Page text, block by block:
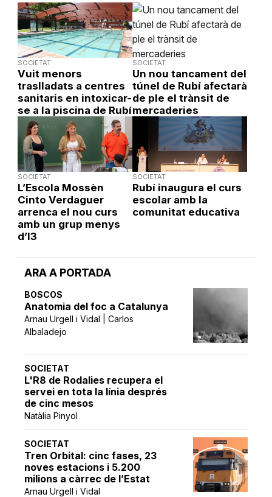
ARA A PORTADA
BOSCOS
Anatomia del foc a Catalunya
Arnau Urgell i Vidal | Carlos
Albaladejo
SOCIETAT
L'R8 de Rodalies recupera el
servei en tota la línia després
de cinc mesos
Natàlia Pinyol
SOCIETAT
Tren Orbital: cinc fases, 23
noves estacions i 5.200
milions a càrrec de l’Estat
Arnau Urgell i Vidal
SOCIETAT
Vuit menors
traslladats a centres
sanitaris en intoxicar-
se a la piscina de Rubí
SOCIETAT
Un nou tancament del
túnel de Rubí afectarà
de ple el trànsit de
mercaderies
SOCIETAT
L’Escola Mossèn
Cinto Verdaguer
arrenca el nou curs
amb un grup menys
d’I3
SOCIETAT
Rubí inaugura el curs
escolar amb la
comunitat educativa